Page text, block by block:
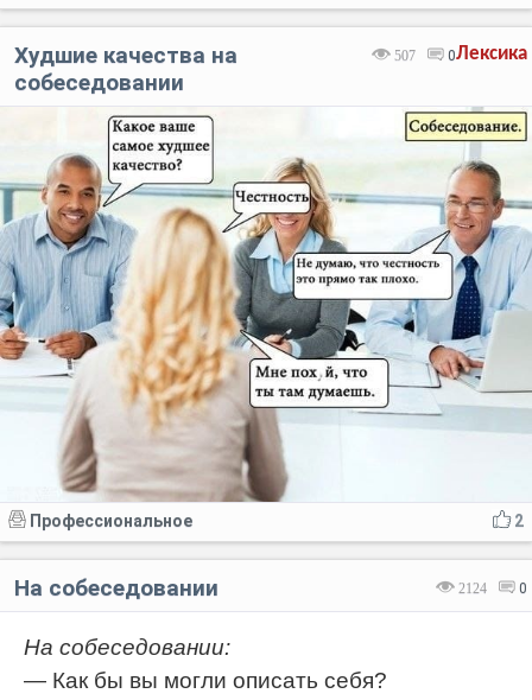
Лексика
507 0
Худшие качества на
собеседовании
2
Профессиональное
2124 0
На собеседовании
На собеседовании:
— Как бы вы могли описать себя?